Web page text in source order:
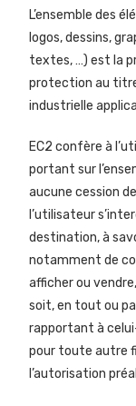
L’ensemble des
logos, dessins,
textes, …) est la
protection au
industrielle
EC2 confère à
portant sur
aucune cession
l’utilisateur
destination, à
notamment de
afficher ou
soit, en tout ou
rapportant à
pour toute autre
l’autorisation